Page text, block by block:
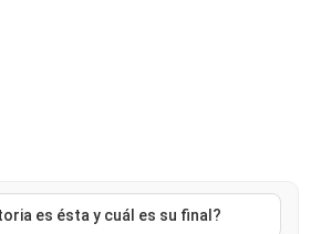
es ésta y cuál es su final?